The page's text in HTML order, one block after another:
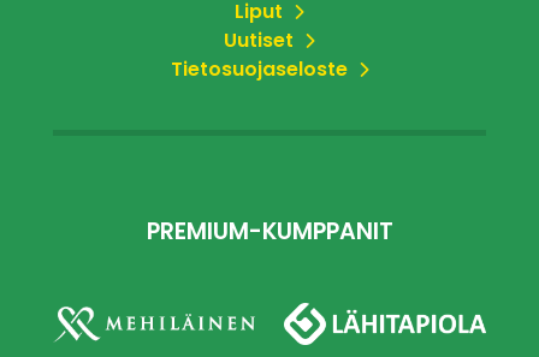
Liput
Uutiset
Tietosuojaseloste
PREMIUM-KUMPPANIT